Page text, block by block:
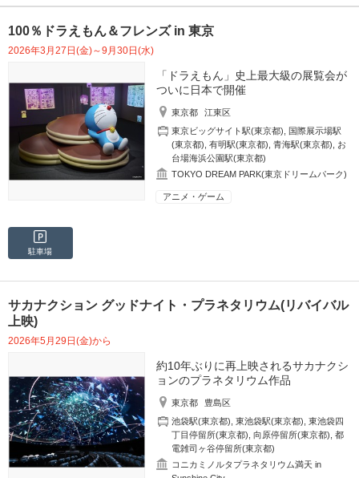
100％ドラえもん＆フレンズ in 東京
2026年3月27日(金)～9月30日(水)
「ドラえもん」史上最大級の展覧会が
ついに日本で開催
東京都
江東区
東京ビッグサイト駅(東京都)
国際展示場駅
(東京都) ,有明駅(東京都) ,青海駅(東京都)
お
台場海浜公園駅(東京都)
TOKYO DREAM PARK(東京ドリームパーク)
アニメ・ゲーム
駐車場
サカナクション グッドナイト・プラネタリウム(リバイバル
上映)
2026年5月29日(金)から
約10年ぶりに再上映されるサカナクシ
ョンのプラネタリウム作品
東京都
豊島区
池袋駅(東京都) ,東池袋駅(東京都) ,東池袋四
丁目停留所(東京都) ,向原停留所(東京都) ,都
電雑司ヶ谷停留所(東京都)
コニカミノルタプラネタリウム満天 in